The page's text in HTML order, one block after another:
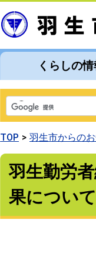
くらしの
TOP 羽生市からの
羽生勤労
果について